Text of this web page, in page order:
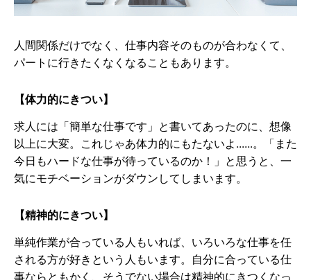
人間関係だけでなく、仕事内容そのものが合わなくて、
パートに行きたくなくなることもあります。
【体力的にきつい】
求人には「簡単な仕事です」と書いてあったのに、想像
以上に大変。これじゃあ体力的にもたないよ......。「また
今日もハードな仕事が待っているのか！」と思うと、一
気にモチベーションがダウンしてしまいます。
【精神的にきつい】
単純作業が合っている人もいれば、いろいろな仕事を任
される方が好きという人もいます。自分に合っている仕
事ならともかく、そうでない場合は精神的にきつくなっ